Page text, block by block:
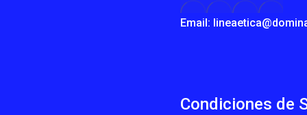
Email:
Condiciones de